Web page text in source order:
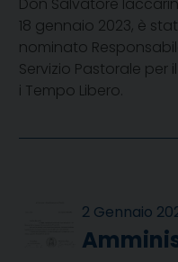
Don Salvatore
18 gennaio 2023, è
nominato
Servizio Pastorale per
i Tempo Libero.
2 Gennaio